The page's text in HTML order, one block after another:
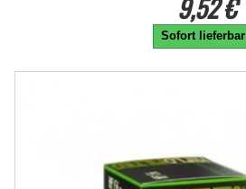
9,52 €
Sofort lieferbar